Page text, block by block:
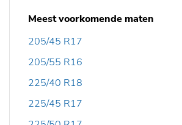
Meest voorkomende maten
205/45 R17
205/55 R16
225/40 R18
225/45 R17